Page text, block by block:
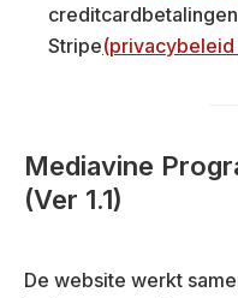
Stripe
Mediavine
(Ver 1.1)
De website werkt